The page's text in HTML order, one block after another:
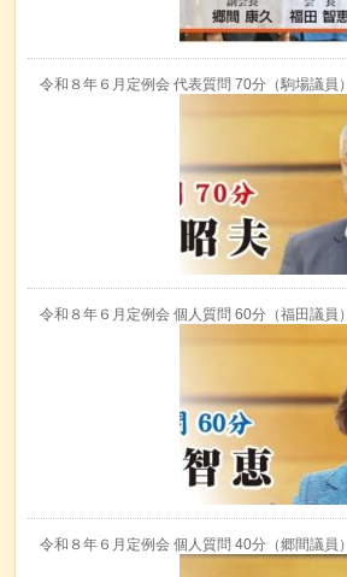
令和８年６月定例会 代表質問 70分（駒場議員）
令和８年６月定例会 個人質問 60分（福田議員）
令和８年６月定例会 個人質問 40分（郷間議員）